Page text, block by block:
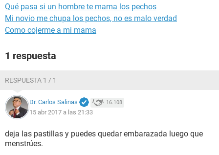
Qué pasa si un hombre te mama los pechos
Mi novio me chupa los pechos, no es malo verdad
Como cojerme a mi mama
1 respuesta
RESPUESTA 1 / 1
Dr. Carlos Salinas 16.108
15 abr 2017 a las 21:33
deja las pastillas y puedes quedar embarazada luego que
menstrúes.